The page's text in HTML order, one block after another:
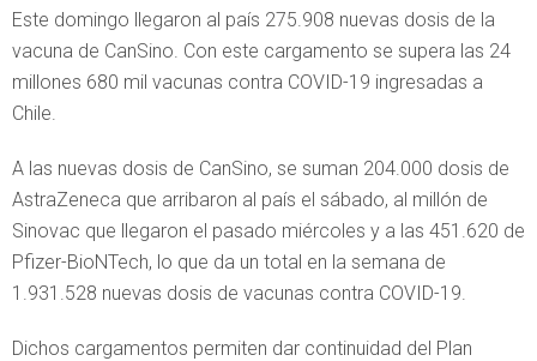
Este domingo llegaron al país 275.908 nuevas dosis de la
vacuna de CanSino. Con este cargamento se supera las 24
millones 680 mil vacunas contra COVID-19 ingresadas a
Chile.
A las nuevas dosis de CanSino, se suman 204.000 dosis de
AstraZeneca que arribaron al país el sábado, al millón de
Sinovac que llegaron el pasado miércoles y a las 451.620 de
Pfizer-BioNTech, lo que da un total en la semana de
1.931.528 nuevas dosis de vacunas contra COVID-19.
Dichos cargamentos permiten dar continuidad del Plan